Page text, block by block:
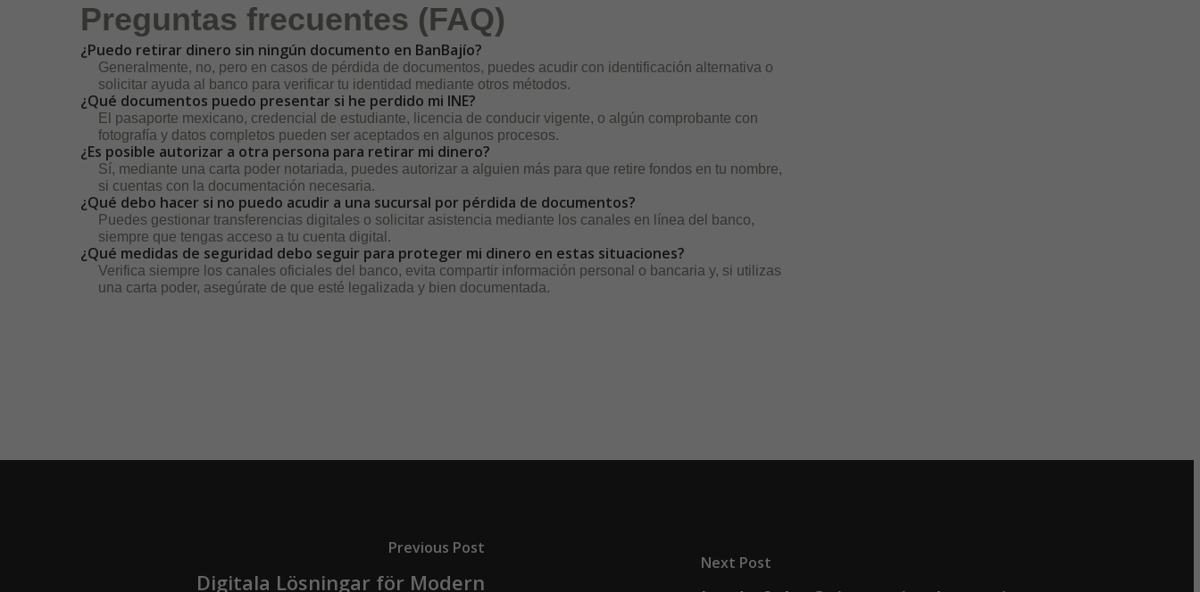
Preguntas frecuentes (FAQ)
¿Puedo retirar dinero sin ningún documento en BanBajío?
Generalmente, no, pero en casos de pérdida de documentos, puedes acudir con identificación alternativa o
solicitar ayuda al banco para verificar tu identidad mediante otros métodos.
¿Qué documentos puedo presentar si he perdido mi INE?
El pasaporte mexicano, credencial de estudiante, licencia de conducir vigente, o algún comprobante con
fotografía y datos completos pueden ser aceptados en algunos procesos.
¿Es posible autorizar a otra persona para retirar mi dinero?
Sí, mediante una carta poder notariada, puedes autorizar a alguien más para que retire fondos en tu nombre,
si cuentas con la documentación necesaria.
¿Qué debo hacer si no puedo acudir a una sucursal por pérdida de documentos?
Puedes gestionar transferencias digitales o solicitar asistencia mediante los canales en línea del banco,
siempre que tengas acceso a tu cuenta digital.
¿Qué medidas de seguridad debo seguir para proteger mi dinero en estas situaciones?
Verifica siempre los canales oficiales del banco, evita compartir información personal o bancaria y, si utilizas
una carta poder, asegúrate de que esté legalizada y bien documentada.
Previous Post
Digitala Lösningar för Modern
Next Post